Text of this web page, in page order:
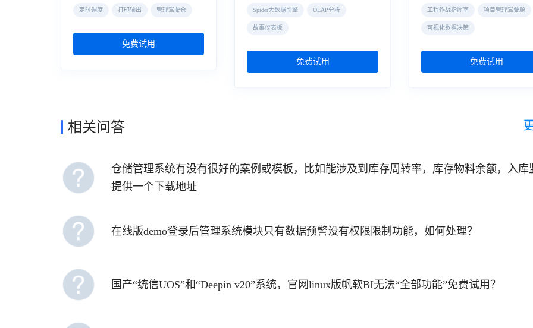
定时调度 打印输出 管理驾驶仓
免费试用
Spider大数据引擎 OLAP分析
故事仪表板
免费试用
工程作战指挥室 项目管理驾驶舱
可视化数据决策
免费试用
相关问答
仓储管理系统有没有很好的案例或模板，比如能涉及到库存周转率，库存物料余额，入库
提供一个下载地址
在线版demo登录后管理系统模块只有数据预警没有权限限制功能，如何处理？
国产“统信UOS”和“Deepin v20”系统，官网linux版帆软BI无法“全部功能”免费试用？